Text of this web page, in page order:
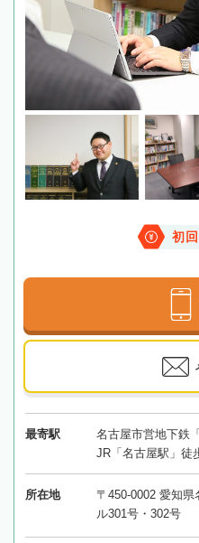
初
最寄駅
名古屋市営地下鉄
JR「名古屋駅」徒
所在地
〒450-0002 愛知
ル301号・302号